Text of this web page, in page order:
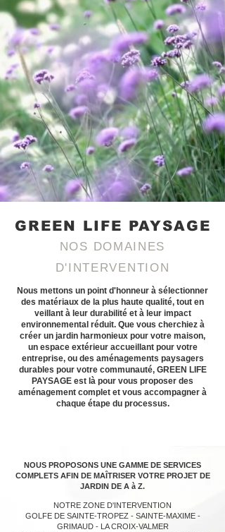
GREEN LIFE PAYSAGE
NOS DOMAINES
D'INTERVENTION
Nous mettons un point d'honneur à sélectionner
des matériaux de la plus haute qualité, tout en
veillant à leur durabilité et à leur impact
environnemental réduit. Que vous cherchiez à
créer un jardin harmonieux pour votre maison,
un espace extérieur accueillant pour votre
entreprise, ou des aménagements paysagers
durables pour votre communauté, GREEN LIFE
PAYSAGE est là pour vous proposer des
aménagement complet et vous accompagner à
chaque étape du processus.
NOUS PROPOSONS UNE GAMME DE SERVICES
COMPLETS AFIN DE MAÎTRISER VOTRE PROJET DE
JARDIN DE A à Z.
NOTRE ZONE D'INTERVENTION
GOLFE DE SAINTE-TROPEZ - SAINTE-MAXIME -
GRIMAUD - LA CROIX-VALMER